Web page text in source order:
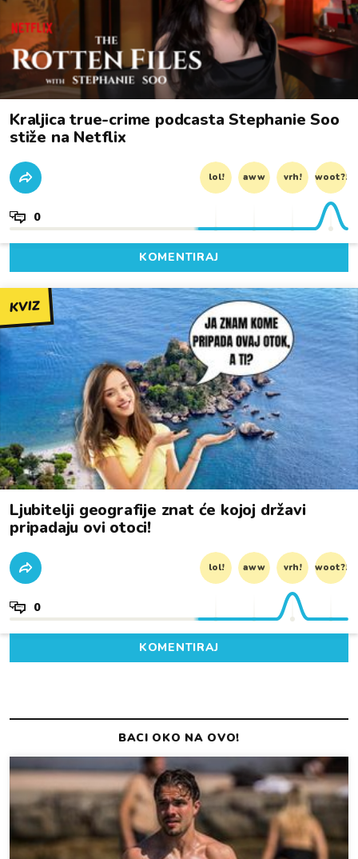
Kraljica true-crime podcasta Stephanie Soo
stiže na Netflix
lol! aww vrh! woot?!
0
KOMENTIRAJ
KVIZ
Ljubitelji geografije znat će kojoj državi
pripadaju ovi otoci!
lol! aww vrh! woot?!
0
KOMENTIRAJ